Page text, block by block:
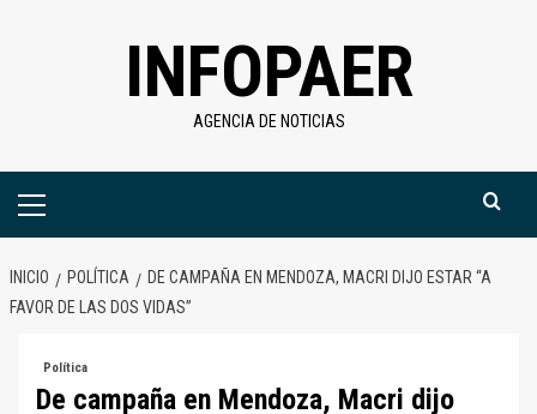
INFOPAER
AGENCIA DE NOTICIAS
Menú
INICIO POLÍTICA
DE CAMPAÑA EN MENDOZA, MACRI DIJO ESTAR “A
FAVOR DE LAS DOS VIDAS”
Política
De campaña en Mendoza, Macri dijo